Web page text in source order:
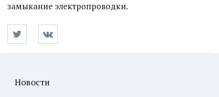
замыкание электропроводки.
Новости